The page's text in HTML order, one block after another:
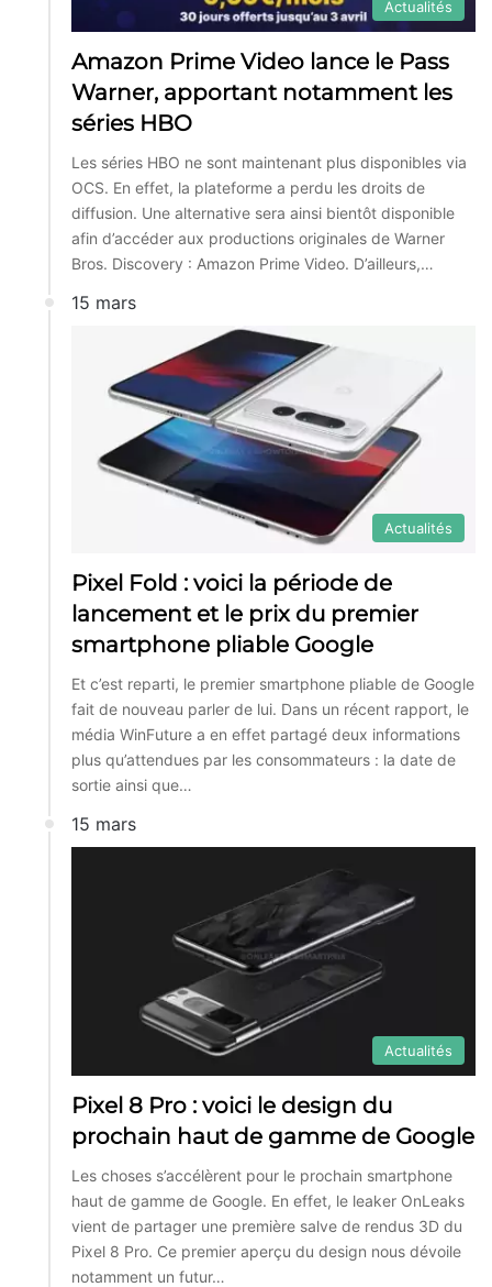
Actualités
Amazon Prime Video lance le Pass
Warner, apportant notamment les
séries HBO
Les séries HBO ne sont maintenant plus disponibles via
OCS. En effet, la plateforme a perdu les droits de
diffusion. Une alternative sera ainsi bientôt disponible
afin d’accéder aux productions originales de Warner
Bros. Discovery : Amazon Prime Video. D’ailleurs,…
15 mars
Actualités
Pixel Fold : voici la période de
lancement et le prix du premier
smartphone pliable Google
Et c’est reparti, le premier smartphone pliable de Google
fait de nouveau parler de lui. Dans un récent rapport, le
média WinFuture a en effet partagé deux informations
plus qu’attendues par les consommateurs : la date de
sortie ainsi que…
15 mars
Actualités
Pixel 8 Pro : voici le design du
prochain haut de gamme de Google
Les choses s’accélèrent pour le prochain smartphone
haut de gamme de Google. En effet, le leaker OnLeaks
vient de partager une première salve de rendus 3D du
Pixel 8 Pro. Ce premier aperçu du design nous dévoile
notamment un futur…